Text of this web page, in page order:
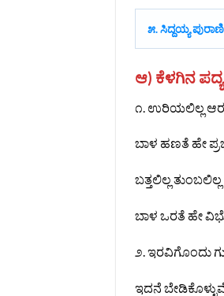
೫. ಸಿದ್ದಯ್ಯ
ಆ) ಕೆಳಗಿನ
೧. ಉರಿಯಲಿಲ್ಲ
ಬಾಳ ಹಣತೆ ಹೇ
ಬತ್ತಲಿಲ್ಲ ತುಂಬಲಿಲ್ಲ
ಬಾಳ ಒರತೆ ಹೇ
೨. ಇರವಿಗೊಂದು
ಇದನೆ